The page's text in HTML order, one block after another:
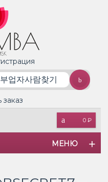
0 ₽
МЕНЮ